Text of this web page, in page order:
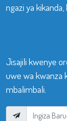
ngazi ya
Jisajili kwenye
uwe wa kwanza
mbalimbali.